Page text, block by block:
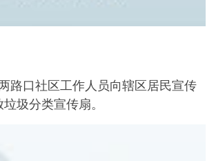
路口社区工作人员向辖区居民宣传
圾分类宣传扇。